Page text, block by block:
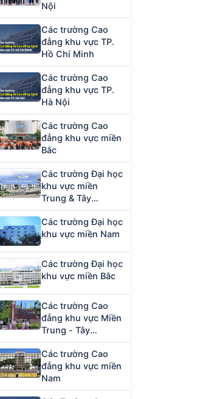
Nội
Các trường Cao
đẳng khu vực TP.
Hồ Chí Minh
Các trường Cao
đẳng khu vực TP.
Hà Nội
Các trường Cao
đẳng khu vực miền
Bắc
Các trường Đại học
khu vực miền
Trung & Tây
Nguyên
Các trường Đại học
khu vực miền Nam
Các trường Đại học
khu vực miền Bắc
Các trường Cao
đẳng khu vực Miền
Trung - Tây
Nguyên
Các trường Cao
đẳng khu vực miền
Nam